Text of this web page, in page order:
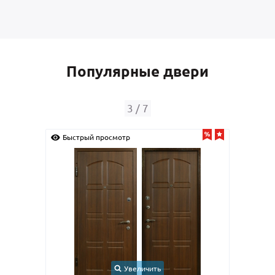
Популярные двери
4 / 7
Быстрый просмотр
Увеличить